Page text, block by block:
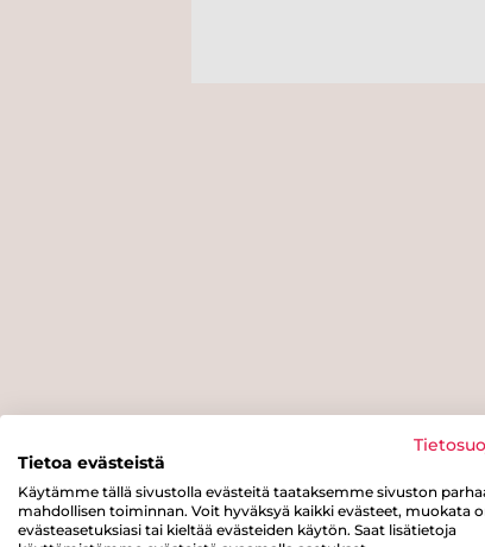
Tietoa evästeistä
Käytämme tällä sivustolla evästeitä taataksemme sivuston
mahdollisen toiminnan. Voit hyväksyä kaikki evästeet, muokata
evästeasetuksiasi tai kieltää evästeiden käytön. Saat lisätietoja